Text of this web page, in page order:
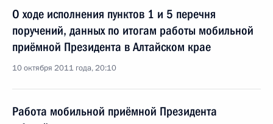
О ходе исполнения пунктов 1 и 5 перечня
поручений, данных по итогам работы мобильной
приёмной Президента в Алтайском крае
10 октября 2011 года, 20:10
Работа мобильной приёмной Президента